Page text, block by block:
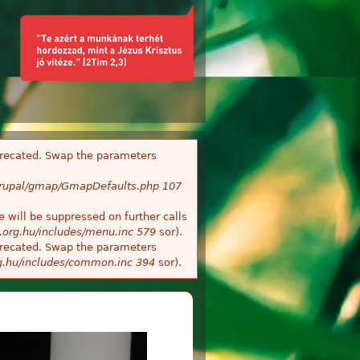
Swap the parameters
gmap/GmapDefaults.php 107
will be suppressed on further calls
includes/menu.inc 579 sor).
Swap the parameters
includes/common.inc 394 sor).